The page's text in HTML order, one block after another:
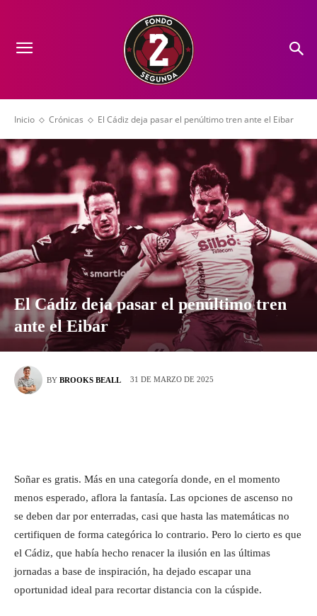
Inicio Crónicas El Cádiz deja pasar el penúltimo tren ante el Eibar
El Cádiz deja pasar el penúltimo tren
ante el Eibar
BY BROOKS BEALL 31 DE MARZO DE 2025
Soñar es gratis. Más en una categoría donde, en el momento
menos esperado, aflora la fantasía. Las opciones de ascenso no
se deben dar por enterradas, casi que hasta las matemáticas no
certifiquen de forma categórica lo contrario. Pero lo cierto es que
el Cádiz, que había hecho renacer la ilusión en las últimas
jornadas a base de inspiración, ha dejado escapar una
oportunidad ideal para recortar distancia con la cúspide.